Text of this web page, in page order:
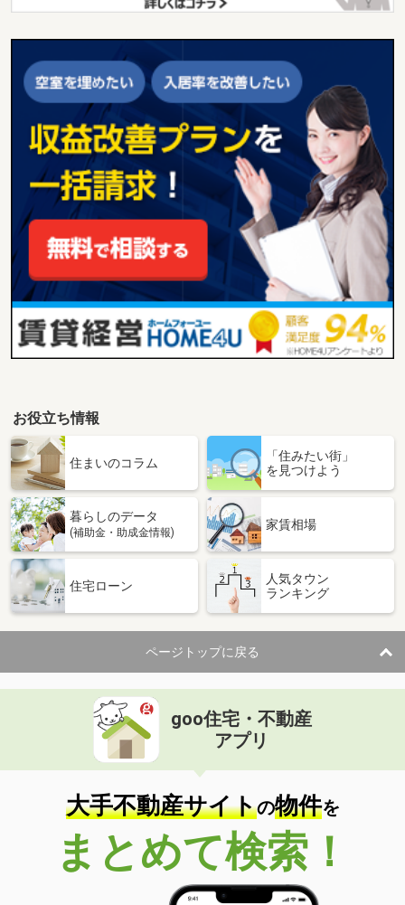
お役立ち情報
住まいのコラム
「住みたい街」
を見つけよう
暮らしのデータ
(補助金・助成金情報)
家賃相場
住宅ローン
人気タウン
ランキング
ページトップに戻る
goo住宅・不動産
アプリ
大手不動産サイトの物件を
まとめて検索！